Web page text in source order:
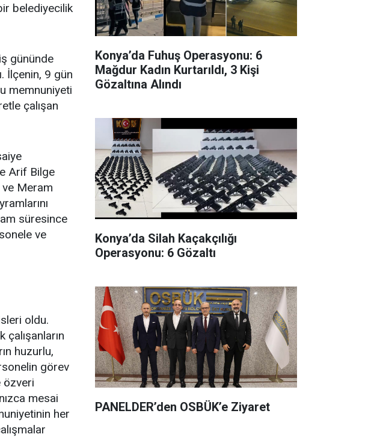
belediyecilik
gününde
İlçenin, 9 gün
memnuniyeti
çalışan
Arif Bilge
Meram
süresince
ve
oldu.
huzurlu,
görev
özveri
mesai
her
Konya’da Fuhuş Operasyonu: 6
Mağdur Kadın Kurtarıldı, 3 Kişi
Gözaltına Alındı
Konya’da Silah Kaçakçılığı
Operasyonu: 6 Gözaltı
PANELDER’den OSBÜK’e Ziyaret